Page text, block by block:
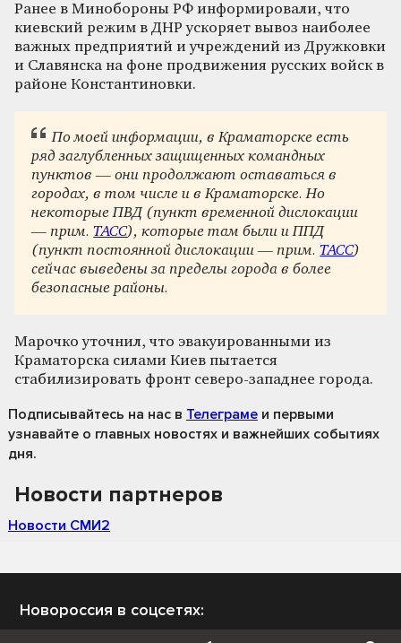
Ранее в Минобороны РФ информировали, что
киевский режим в ДНР ускоряет вывоз наиболее
важных предприятий и учреждений из Дружковки
и Славянска на фоне продвижения русских войск в
районе Константиновки.
По моей информации, в Краматорске есть
ряд заглубленных защищенных командных
пунктов — они продолжают оставаться в
городах, в том числе и в Краматорске. Но
некоторые ПВД (пункт временной дислокации
— прим. ТАСС), которые там были и ППД
(пункт постоянной дислокации — прим. ТАСС)
сейчас выведены за пределы города в более
безопасные районы.
Марочко уточнил, что эвакуированными из
Краматорска силами Киев пытается
стабилизировать фронт северо-западнее города.
Подписывайтесь на нас в Телеграме и первыми
узнавайте о главных новостях и важнейших событиях
дня.
Новости партнеров
Новости СМИ2
Новороссия в соцсетях: